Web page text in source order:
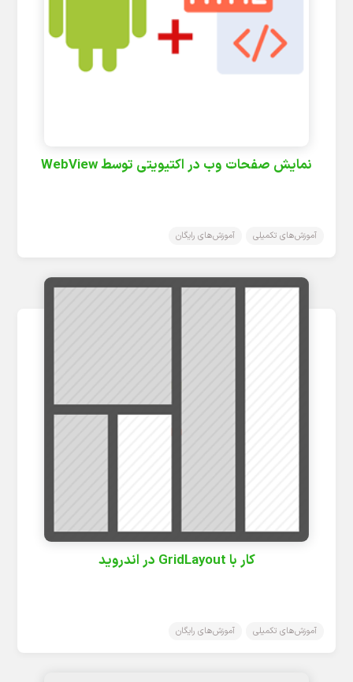
نمایش صفحات وب در اکتیویتی توسط WebView
آموزش‌های تکمیلی آموزش‌های رایگان
کار با GridLayout در اندروید
آموزش‌های تکمیلی آموزش‌های رایگان